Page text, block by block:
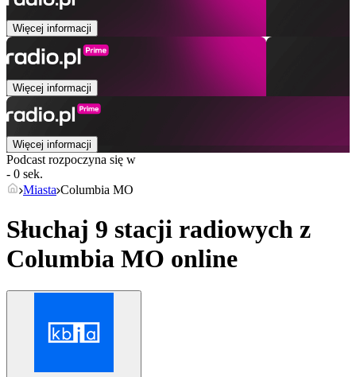
Więcej informacji
Więcej informacji
Więcej informacji
Podcast rozpoczyna się w
- 0 sek.
Miasta Columbia MO
Słuchaj 9 stacji radiowych z
Columbia MO online